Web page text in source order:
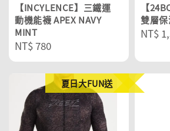
【INCYLENCE】三鐵運
動機能襪 APEX NAVY
MINT
Regular
price
NT$ 780
【
雙層
NT$
夏日大FUN送